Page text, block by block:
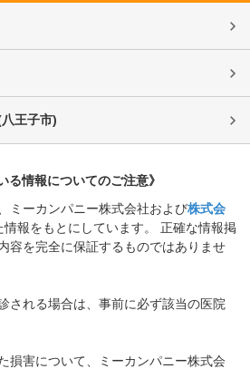
八王子市)
る情報についてのご注意》
ミーカンパニー株式会社および株式会
情報をもとにしています。 正確な情報掲
容を完全に保証するものではありませ
される場合は、事前に必ず該当の医院
損害について、ミーカンパニー株式会